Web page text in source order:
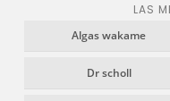
LAS
Algas wakame
Dr scholl